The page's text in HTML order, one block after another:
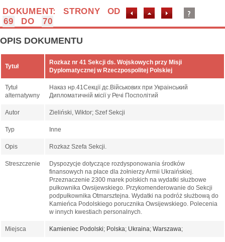
DOKUMENT: STRONY OD
69
DO 70
OPIS DOKUMENTU
Tytuł
Rozkaz nr 41 Sekcji ds. Wojskowych przy Misji
Dyplomatycznej w Rzeczpospolitej Polskiej
Tytuł
alternatywny
Наказ нр.41Секції дс.Військових при Украінський
Дипломатичній місії у Речі Посполітий
Autor Zieliński, Wiktor; Szef Sekcji
Typ Inne
Opis Rozkaz Szefa Sekcji.
Streszczenie
Dyspozycje dotyczące rozdysponowania środków
finansowych na płace dla żołnierzy Armii Ukraińskiej.
Przeznaczenie 2300 marek polskich na wydatki służbowe
pułkownika Owsijewskiego. Przykomenderowanie do Sekcji
podpułkownika Otmarsztejna. Wydatki na podróż służbową do
Kamieńca Podolskiego porucznika Owsijewskiego. Polecenia
w innych kwestiach personalnych.
Miejsca Kamieniec Podolski; Polska; Ukraina; Warszawa;